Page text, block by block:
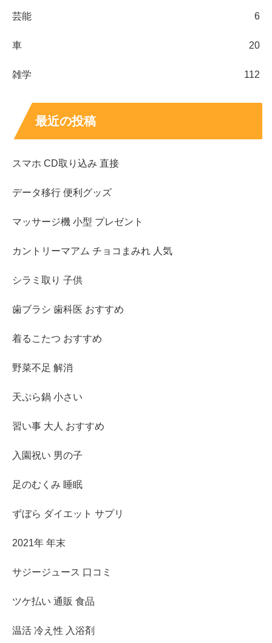
芸能 6
車 20
雑学 112
最近の投稿
スマホ CD取り込み 直接
データ移行 便利グッズ
マッサージ機 小型 プレゼント
カントリーマアム チョコまみれ 人気
シラミ取り 子供
歯ブラシ 歯科医 おすすめ
着るこたつ おすすめ
野菜不足 解消
天ぷら鍋 小さい
習い事 大人 おすすめ
入園祝い 男の子
足のむくみ 睡眠
ずぼら ダイエット サプリ
2021年 年末
サジージュース 口コミ
ツケ払い 通販 食品
温活 冷え性 入浴剤